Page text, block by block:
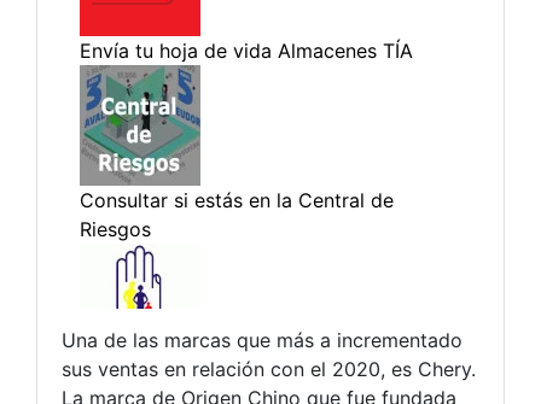
Una de las marcas que más a incrementado
sus ventas en relación con el 2020, es Chery.
La marca de Origen Chino que fue fundada